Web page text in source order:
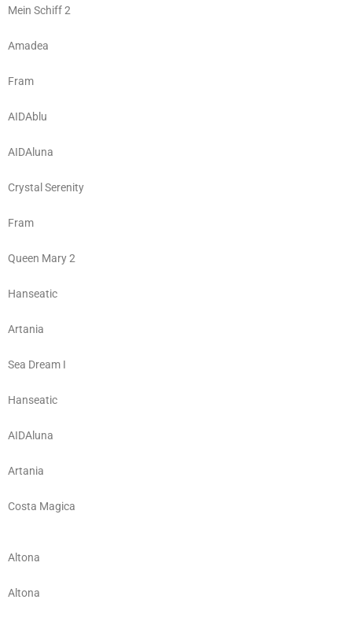
Mein Schiff 2
Amadea
Fram
AIDAblu
AIDAluna
Crystal Serenity
Fram
Queen Mary 2
Hanseatic
Artania
Sea Dream I
Hanseatic
AIDAluna
Artania
Costa Magica
Altona
Altona